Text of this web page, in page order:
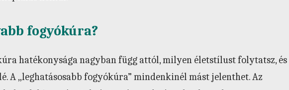
fogyókúra?
hatékonysága nagyban függ attól, milyen életstílust folytatsz, és
A „leghatásosabb fogyókúra” mindenkinél mást jelenthet. Az